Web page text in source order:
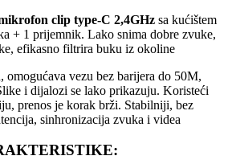
clip type-C 2,4GHz sa kućištem
+ 1 prijemnik. Lako snima dobre zvuke,
efikasno filtrira buku iz okoline
omogućava vezu bez barijera do 50M,
i dijalozi se lako prikazuju. Koristeći
prenos je korak brži. Stabilniji, bez
sinhronizacija zvuka i videa